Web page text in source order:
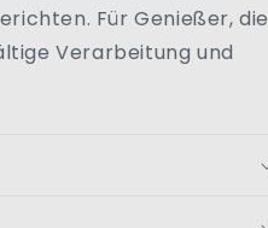
Für Genießer, die
Verarbeitung und